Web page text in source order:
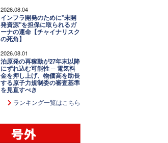
2026.08.04
インフラ開発のために"未開
発資源"を担保に取られるガ
ーナの運命【チャイナリスク
の死角】
2026.08.01
泊原発の再稼動が27年末以降
にずれ込む可能性 ─ 電気料
金を押し上げ、物価高を助長
する原子力規制委の審査基準
を見直すべき
ランキング一覧はこちら